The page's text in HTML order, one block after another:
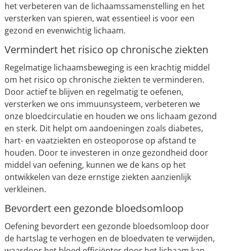
het verbeteren van de lichaamssamenstelling en het
versterken van spieren, wat essentieel is voor een
gezond en evenwichtig lichaam.
Vermindert het risico op chronische ziekten
Regelmatige lichaamsbeweging is een krachtig middel
om het risico op chronische ziekten te verminderen.
Door actief te blijven en regelmatig te oefenen,
versterken we ons immuunsysteem, verbeteren we
onze bloedcirculatie en houden we ons lichaam gezond
en sterk. Dit helpt om aandoeningen zoals diabetes,
hart- en vaatziekten en osteoporose op afstand te
houden. Door te investeren in onze gezondheid door
middel van oefening, kunnen we de kans op het
ontwikkelen van deze ernstige ziekten aanzienlijk
verkleinen.
Bevordert een gezonde bloedsomloop
Oefening bevordert een gezonde bloedsomloop door
de hartslag te verhogen en de bloedvaten te verwijden,